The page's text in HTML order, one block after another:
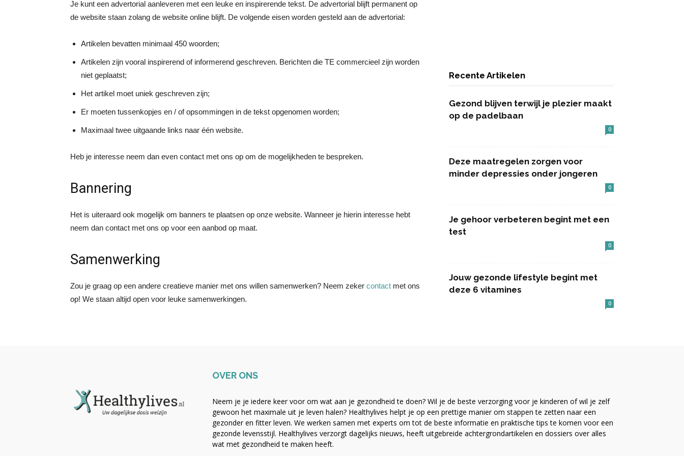
Je kunt een advertorial aanleveren met een leuke en inspirerende tekst. De advertorial blijft permanent op
de website staan zolang de website online blijft. De volgende eisen worden gesteld aan de advertorial:
Artikelen bevatten minimaal 450 woorden;
Artikelen zijn vooral inspirerend of informerend geschreven. Berichten die TE commercieel zijn worden
niet geplaatst;
Het artikel moet uniek geschreven zijn;
Er moeten tussenkopjes en / of opsommingen in de tekst opgenomen worden;
Maximaal twee uitgaande links naar één website.
Heb je interesse neem dan even contact met ons op om de mogelijkheden te bespreken.
Bannering
Het is uiteraard ook mogelijk om banners te plaatsen op onze website. Wanneer je hierin interesse hebt
neem dan contact met ons op voor een aanbod op maat.
Samenwerking
Zou je graag op een andere creatieve manier met ons willen samenwerken? Neem zeker contact met ons
op! We staan altijd open voor leuke samenwerkingen.
Recente Artikelen
Gezond blijven terwijl je plezier maakt
op de padelbaan
0
Deze maatregelen zorgen voor
minder depressies onder jongeren
0
Je gehoor verbeteren begint met een
test
0
Jouw gezonde lifestyle begint met
deze 6 vitamines
0
OVER ONS
Neem je je iedere keer voor om wat aan je gezondheid te doen? Wil je de beste verzorging voor je kinderen of wil je zelf
gewoon het maximale uit je leven halen? Healthylives helpt je op een prettige manier om stappen te zetten naar een
gezonder en fitter leven. We werken samen met experts om tot de beste informatie en praktische tips te komen voor een
gezonde levensstijl. Healthylives verzorgt dagelijks nieuws, heeft uitgebreide achtergrondartikelen en dossiers over alles
wat met gezondheid te maken heeft.